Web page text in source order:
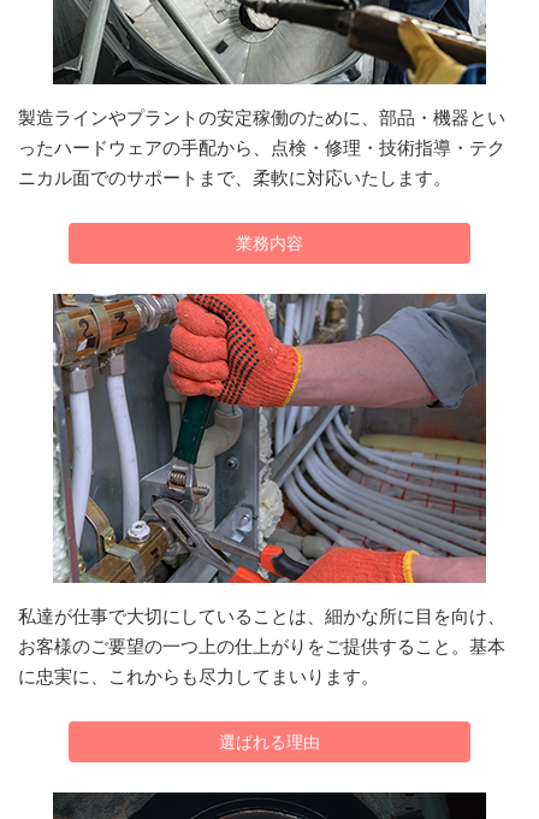
製造ラインやプラントの安定稼働のために、部品・機器とい
ったハードウェアの手配から、点検・修理・技術指導・テク
ニカル面でのサポートまで、柔軟に対応いたします。
業務内容
私達が仕事で大切にしていることは、細かな所に目を向け、
お客様のご要望の一つ上の仕上がりをご提供すること。基本
に忠実に、これからも尽力してまいります。
選ばれる理由